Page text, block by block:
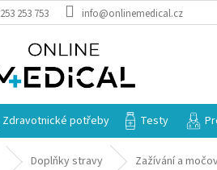
253 253 753 info@onlinemedical.cz
Zdravotnické potřeby Testy
Domů Doplňky stravy Zažívání a